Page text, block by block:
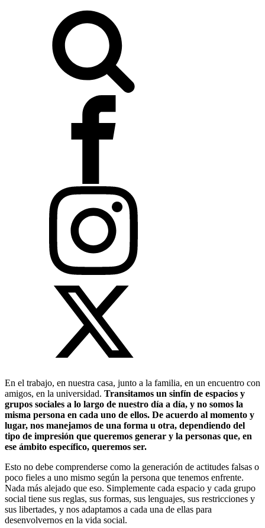
En el trabajo, en nuestra casa, junto a la familia, en un encuentro con
amigos, en la universidad. Transitamos un sinfín de espacios y
grupos sociales a lo largo de nuestro día a día, y no somos la
misma persona en cada uno de ellos. De acuerdo al momento y
lugar, nos manejamos de una forma u otra, dependiendo del
tipo de impresión que queremos generar y la personas que, en
ese ámbito específico, queremos ser.
Esto no debe comprenderse como la generación de actitudes falsas o
poco fieles a uno mismo según la persona que tenemos enfrente.
Nada más alejado que eso. Simplemente cada espacio y cada grupo
social tiene sus reglas, sus formas, sus lenguajes, sus restricciones y
sus libertades, y nos adaptamos a cada una de ellas para
desenvolvernos en la vida social.